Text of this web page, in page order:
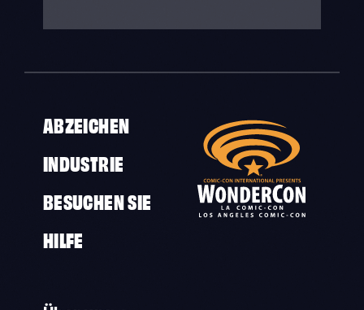
ABZEICHEN
INDUSTRIE
BESUCHEN SIE
HILFE